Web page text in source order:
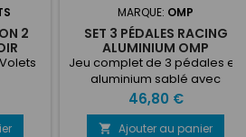
2
MARQUE: OMP
SET 3 PÉDALES RACING
ALUMINIUM OMP
Jeu complet de 3 pédales en
aluminium sablé avec
pédale d'accélérateur
longue, fourni avec vis de
fixation et écrous.
Prix
46,80 €
 Ajouter au panier